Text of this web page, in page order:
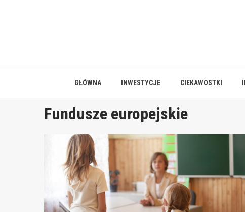
GŁÓWNA INWESTYCJE CIEKAWOSTKI
Fundusze europejskie